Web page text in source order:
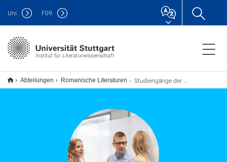
Institut für Literaturwissenschaft
Uni F09
Abteilungen Romanische Literaturen Studiengänge der Romanistik